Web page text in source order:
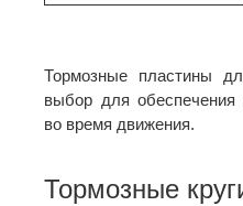
Тормозные пластины
выбор для обеспечения
во время движения.
Тормозные